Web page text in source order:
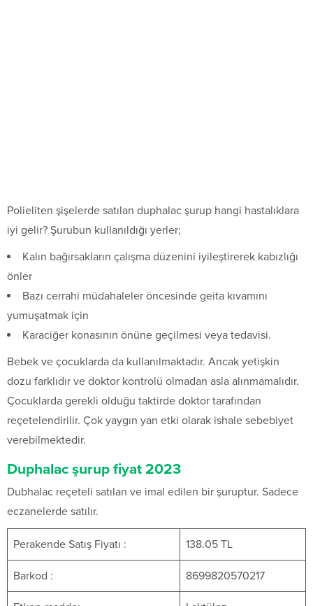
Polieliten şişelerde satılan duphalac şurup hangi hastalıklara
iyi gelir? Şurubun kullanıldığı yerler;
Kalın bağırsakların çalışma düzenini iyileştirerek kabızlığı
önler
Bazı cerrahi müdahaleler öncesinde geita kıvamını
yumuşatmak için
Karaciğer konasının önüne geçilmesi veya tedavisi.
Bebek ve çocuklarda da kullanılmaktadır. Ancak yetişkin
dozu farklıdır ve doktor kontrolü olmadan asla alınmamalıdır.
Çocuklarda gerekli olduğu taktirde doktor tarafından
reçetelendirilir. Çok yaygın yan etki olarak ishale sebebiyet
verebilmektedir.
Duphalac şurup fiyat 2023
Dubhalac reçeteli satılan ve imal edilen bir şuruptur. Sadece
eczanelerde satılır.
Perakende Satış Fiyatı : 138.05 TL
Barkod : 8699820570217